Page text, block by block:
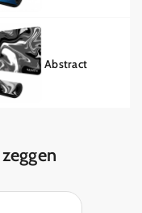
Abstract